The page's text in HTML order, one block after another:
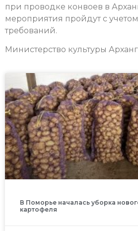
при проводке конвоев в
мероприятия пройдут с
требований.
Министерство культуры
В Поморье началась уборка
картофеля